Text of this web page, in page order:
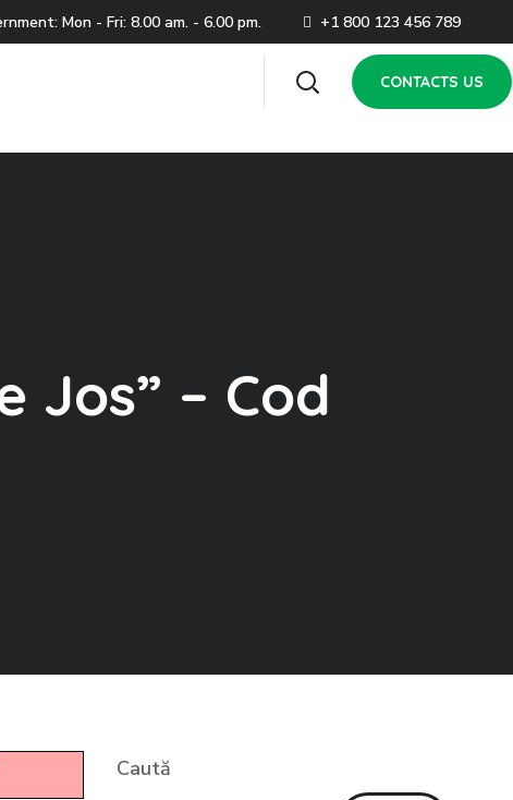
Mon - Fri: 8.00 am. - 6.00 pm. +1 800 123 456 789
CONTACTS US
Jos” – Cod
Caută